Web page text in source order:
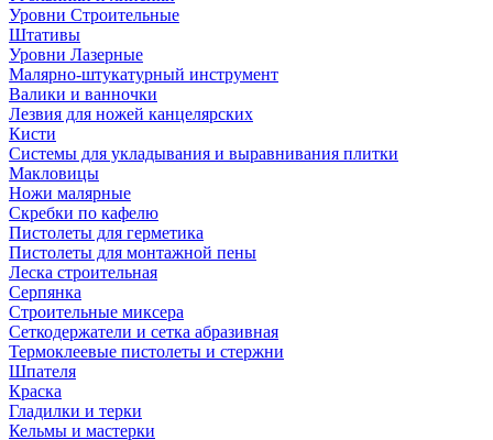
Уровни Строительные
Штативы
Уровни Лазерные
Малярно-штукатурный инструмент
Валики и ванночки
Лезвия для ножей канцелярских
Кисти
Системы для укладывания и выравнивания плитки
Макловицы
Ножи малярные
Скребки по кафелю
Пистолеты для герметика
Пистолеты для монтажной пены
Леска строительная
Серпянка
Строительные миксера
Сеткодержатели и сетка абразивная
Термоклеевые пистолеты и стержни
Шпателя
Краска
Гладилки и терки
Кельмы и мастерки